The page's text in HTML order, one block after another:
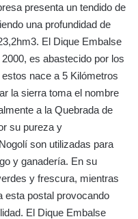
presenta un tendido de
una profundidad de
El Dique Embalse
es abastecido por los
nace a 5 Kilómetros
la sierra toma el nombre
a la Quebrada de
su pureza y
son utilizadas para
y ganadería. En su
y frescura, mientras
esta postal provocando
El Dique Embalse